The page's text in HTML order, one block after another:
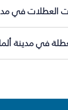
العطلات في
في مدينة